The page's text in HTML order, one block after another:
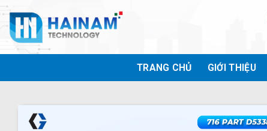
Bỏ
qua
nội
dung
TRANG CHỦ GIỚI THIỆU